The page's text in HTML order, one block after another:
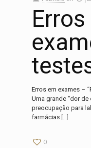
Erros em exames –
Uma grande “dor
preocupação para
farmácias […]
0